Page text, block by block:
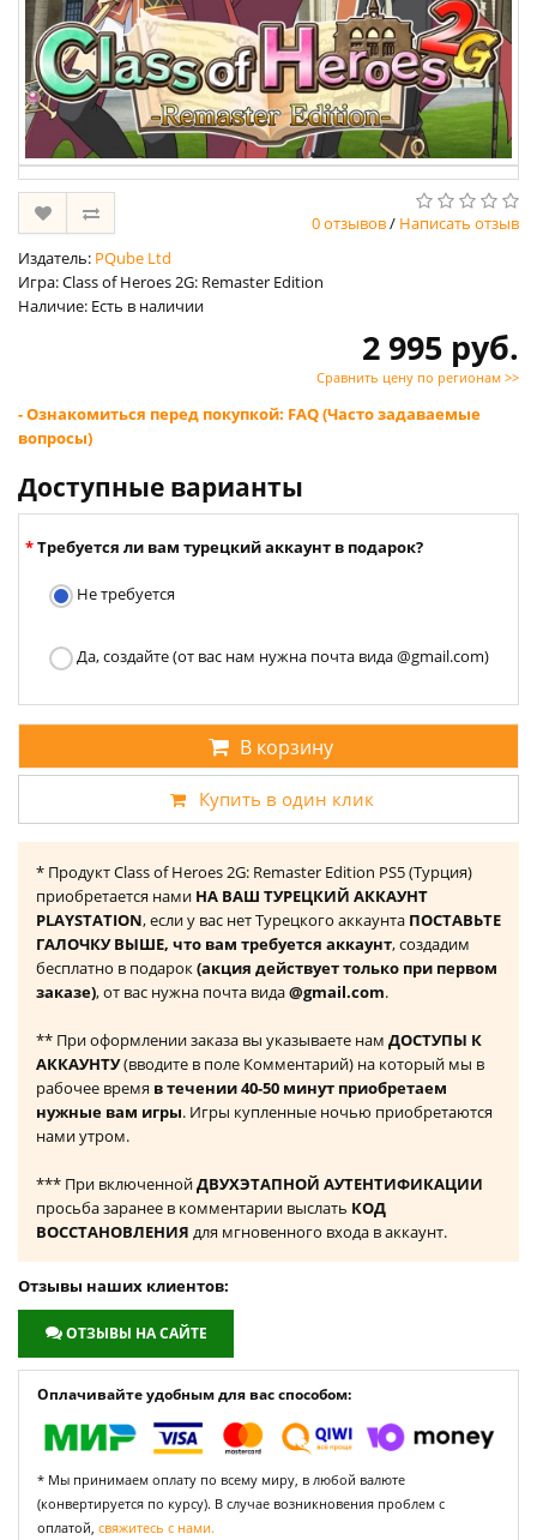
0 отзывов/ Написать отзыв
Издатель: PQube Ltd
Игра: Class of Heroes 2G: Remaster Edition
Наличие: Есть в наличии
2 995 руб.
Сравнить цену по регионам >>
- Ознакомиться перед покупкой: FAQ (Часто задаваемые
вопросы)
Доступные варианты
Требуется ли вам турецкий аккаунт в подарок?
Не требуется
Да, создайте (от вас нам нужна почта вида @gmail.com)
В корзину
Купить в один клик
* Продукт Class of Heroes 2G: Remaster Edition PS5 (Турция)
приобретается нами НА ВАШ ТУРЕЦКИЙ АККАУНТ
PLAYSTATION, если у вас нет Турецкого аккаунта ПОСТАВЬТЕ
ГАЛОЧКУ ВЫШЕ, что вам требуется аккаунт, создадим
бесплатно в подарок(акция действует только при первом
заказе), от вас нужна почта вида@gmail.com.
** При оформлении заказа вы указываете нам ДОСТУПЫ К
АККАУНТУ(вводите в поле Комментарий) на который мы в
рабочее время в течении 40-50 минут приобретаем
нужные вам игры. Игры купленные ночью приобретаются
нами утром.
*** При включеннойДВУХЭТАПНОЙ АУТЕНТИФИКАЦИИ
просьба заранее в комментарии выслать КОД
ВОССТАНОВЛЕНИЯ для мгновенного входа в аккаунт.
Отзывы наших клиентов:
ОТЗЫВЫ НА САЙТЕ
Оплачивайте удобным для вас способом:
* Мы принимаем оплату по всему миру, в любой валюте
(конвертируется по курсу). В случае возникновения проблем с
оплатой, свяжитесь с нами.